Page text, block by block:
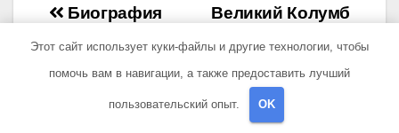
Навигация
по
записям
Великий Колумб
Америки и его
значимая роль в
Биография
первой жены и
семейных
Этот сайт использует куки-файлы и другие технологии, чтобы
помочь вам в навигации, а также предоставить лучший
пользовательский опыт. OK